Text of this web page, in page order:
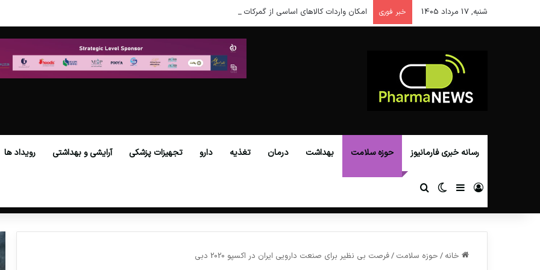
شنبه, 17 مرداد 1405 خبر فوری امکان واردات کالاهای اساسی از گمرکات همه استان‌ها فراهم شد.
رسانه خبری فارمانیوز حوزه سلامت بهداشت درمان تغذیه دارو تجهیزات پزشکی آرایشی و بهداشتی رویداد ها
ورود سایدبارتغییر پوسته
خانه / حوزه سلامت /فرصت بی نظیر برای صنعت دارویی ایران در اکسپو 2020 دبی